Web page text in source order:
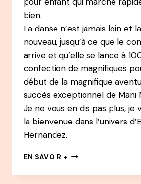
bien.
La danse n’est jamais loin et
nouveau, jusqu’à ce que le
arrive et qu’elle se lance à
confection de magnifiques
début de la magnifique
succès exceptionnel de Mani
Je ne vous en dis pas plus, je
la bienvenue dans l’univers
Hernandez.
EN SAVOIR + 131
–